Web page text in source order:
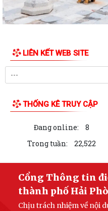
LIÊN KẾT WEB SITE
THỐNG KÊ TRUY CẬP
Đang online: 8
Trong tuần:
22,522
Cổng Thông tin
thành phố Hải
Chịu trách nhiệm về nội